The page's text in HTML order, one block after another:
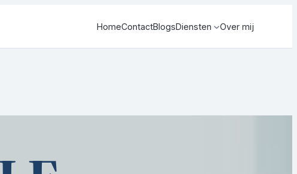
HomeContactBlogsDiensten Over mij